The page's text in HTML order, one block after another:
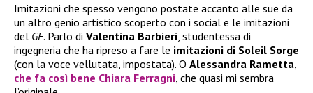
Imitazioni che spesso vengono postate accanto alle sue da
un altro genio artistico scoperto con i social e le imitazioni
del GF. Parlo di Valentina Barbieri , studentessa di
ingegneria che ha ripreso a fare le imitazioni di Soleil Sorge
(con la voce vellutata, impostata). O Alessandra Rametta
che fa così bene Chiara Ferragni , che quasi mi sembra